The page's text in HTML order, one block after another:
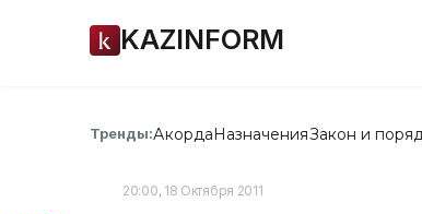
KAZINFORM
Тренды:АкордаНазначенияЗакон и
20:00, 18 Октября 2011